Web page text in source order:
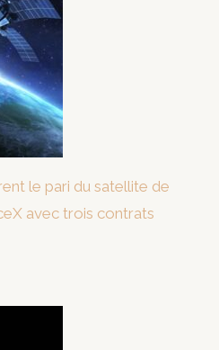
le pari du satellite de
avec trois contrats